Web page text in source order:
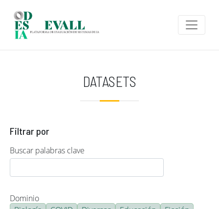
DATASETS
Filtrar por
Buscar palabras clave
Dominio